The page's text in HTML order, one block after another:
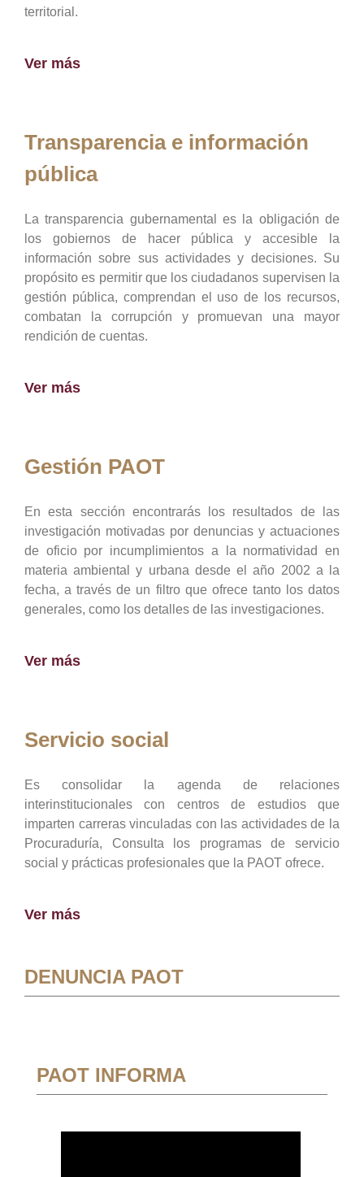
territorial.
Ver más
Transparencia e información
pública
La transparencia gubernamental es la obligación de
los gobiernos de hacer pública y accesible la
información sobre sus actividades y decisiones. Su
propósito es permitir que los ciudadanos supervisen la
gestión pública, comprendan el uso de los recursos,
combatan la corrupción y promuevan una mayor
rendición de cuentas.
Ver más
Gestión PAOT
En esta sección encontrarás los resultados de las
investigación motivadas por denuncias y actuaciones
de oficio por incumplimientos a la normatividad en
materia ambiental y urbana desde el año 2002 a la
fecha, a través de un filtro que ofrece tanto los datos
generales, como los detalles de las investigaciones.
Ver más
Servicio social
Es consolidar la agenda de relaciones
interinstitucionales con centros de estudios que
imparten carreras vinculadas con las actividades de la
Procuraduría, Consulta los programas de servicio
social y prácticas profesionales que la PAOT ofrece.
Ver más
DENUNCIA PAOT
PAOT INFORMA